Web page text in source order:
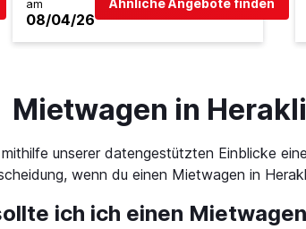
am
08/04/26
Mietwagen in
unserer datengestützten Einblicke
wenn du einen Mietwagen in
ich ich einen